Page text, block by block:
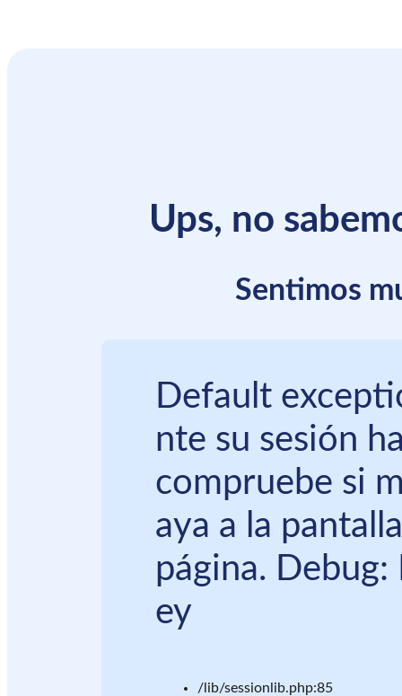
Ups, no
Sentimos
Default
nte su sesión
compruebe si
aya a la
página.
ey
/lib/sessionlib.php:85